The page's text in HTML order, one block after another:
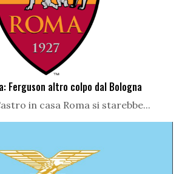
Ferguson altro colpo dal Bologna
in casa Roma si starebbe...